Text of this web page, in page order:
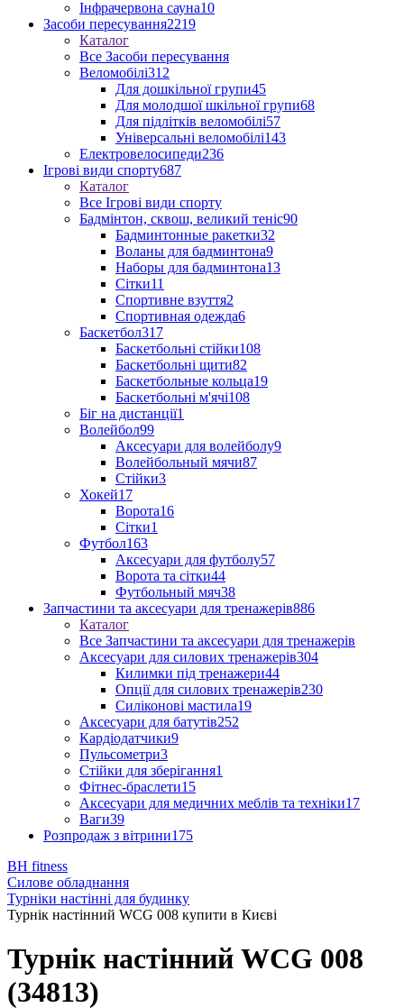
Інфрачервона сауна10
Засоби пересування2219
Каталог
Все Засоби пересування
Веломобілі312
Для дошкільної групи45
Для молодшої шкільної групи68
Для підлітків веломобілі57
Універсальні веломобілі143
Електровелосипеди236
Ігрові види спорту687
Каталог
Все Ігрові види спорту
Бадмінтон, сквош, великий теніс90
Бадминтонные ракетки32
Воланы для бадминтона9
Наборы для бадминтона13
Сітки11
Спортивне взуття2
Спортивная одежда6
Баскетбол317
Баскетбольні стійки108
Баскетбольні щити82
Баскетбольные кольца19
Баскетбольні м'ячі108
Біг на дистанції1
Волейбол99
Аксесуари для волейболу9
Волейбольный мячи87
Стійки3
Хокей17
Ворота16
Сітки1
Футбол163
Аксесуари для футболу57
Ворота та сітки44
Футбольный мяч38
Запчастини та аксесуари для тренажерів886
Каталог
Все Запчастини та аксесуари для тренажерів
Аксесуари для силових тренажерів304
Килимки під тренажери44
Опції для силових тренажерів230
Силіконові мастила19
Аксесуари для батутів252
Кардіодатчики9
Пульсометри3
Стійки для зберігання1
Фітнес-браслети15
Аксесуари для медичних меблів та техніки17
Ваги39
Розпродаж з вітрини175
BH fitness
Силове обладнання
Турніки настінні для будинку
Турнік настінний WCG 008 купити в Києві
Турнік настінний WCG 008
(34813)